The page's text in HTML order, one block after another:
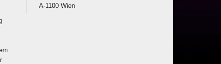
A-1100 Wien